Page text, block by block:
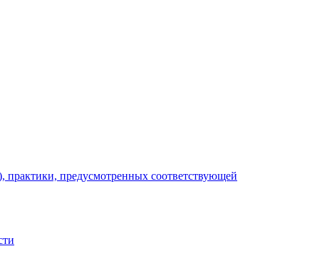
практики, предусмотренных соответствующей